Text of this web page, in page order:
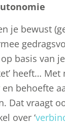
je bewust
basis van
heeft…
behoefte
Dat vraagt
over ‘